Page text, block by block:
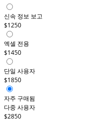
신속 정보 보고
$1250
엑셀 전용
$1450
단일 사용자
$1850
자주 구매됨
다중 사용자
$2850